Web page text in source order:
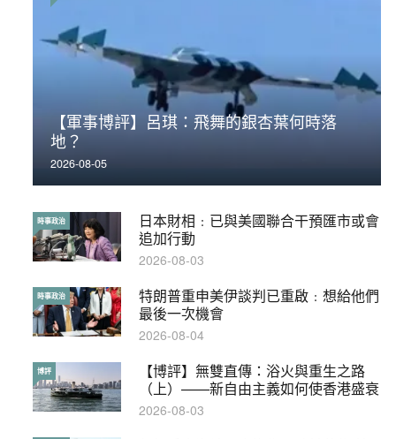
【軍事博評】呂琪：飛舞的銀杏葉何時落
地？
2026-08-05
日本財相﹕已與美國聯合干預匯市或會
追加行動
時事政治
2026-08-03
特朗普重申美伊談判已重啟﹕想給他們
最後一次機會
時事政治
2026-08-04
【博評】無雙直傳：浴火與重生之路
（上）——新自由主義如何使香港盛衰
博評
2026-08-03
荃灣反黑組「砌生豬肉」砌錯O記臥底4警員
被控
2019-11-01
【輕百科】被抽中當陪審員能拒絕嗎？
輕百科
2017-10-17
【輕盤點】集會遊行陸續有來？一文盡
覽8月示威活動
輕盤點
2019-08-30
本港保護兒童法例雜亂互相矛盾家長易
墮法網
特稿
2019-05-21